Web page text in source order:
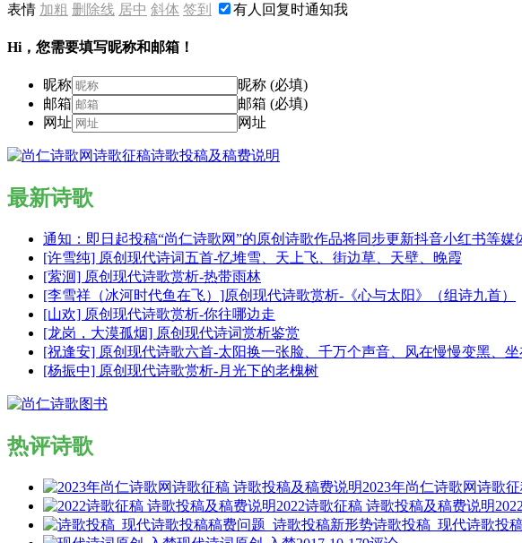
表情 加粗 删除线 居中 斜体 签到 有人回复时通知我
Hi，您需要填写昵称和邮箱！
昵称
昵称 (必填)
邮箱
邮箱 (必填)
网址
网址
最新诗歌
通知：即日起投稿“尚仁诗歌网”的原创诗歌作品将同步更新抖音小红书等媒
[许雪纯] 原创现代诗词五首-忆堆雪、天上飞、街边草、天壁、晚霞
[萦洄] 原创现代诗歌赏析-热带雨林
[李雪祥（冰河时代鱼在飞）]原创现代诗歌赏析-《心与太阳》（组诗九首）
[山欢] 原创现代诗歌赏析-你往哪边走
[龙岗，大漠孤烟] 原创现代诗词赏析鉴赏
[祝逢安] 原创现代诗歌六首-太阳换一张脸、千万个声音、风在慢慢变黑、
[杨振中] 原创现代诗歌赏析-月光下的老槐树
热评诗歌
2023年尚仁诗歌网诗歌
2022诗歌征稿 诗歌投稿及稿费说明
诗歌投稿_现代诗歌投